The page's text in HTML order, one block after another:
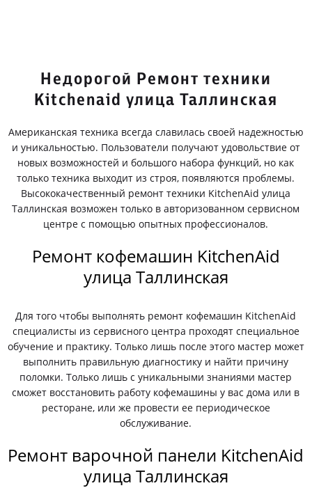
Недорогой Ремонт техники
Kitchenaid улица Таллинская
Американская техника всегда славилась своей надежностью
и уникальностью. Пользователи получают удовольствие от
новых возможностей и большого набора функций, но как
только техника выходит из строя, появляются проблемы.
Высококачественный ремонт техники KitchenAid улица
Таллинская возможен только в авторизованном сервисном
центре с помощью опытных профессионалов.
Ремонт кофемашин KitchenAid
улица Таллинская
Для того чтобы выполнять ремонт кофемашин KitchenAid
специалисты из сервисного центра проходят специальное
обучение и практику. Только лишь после этого мастер может
выполнить правильную диагностику и найти причину
поломки. Только лишь с уникальными знаниями мастер
сможет восстановить работу кофемашины у вас дома или в
ресторане, или же провести ее периодическое
обслуживание.
Ремонт варочной панели KitchenAid
улица Таллинская